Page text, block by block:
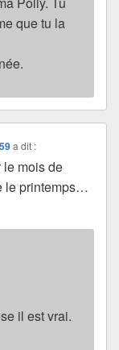
que tu la
a dit :
le mois de
le printemps…
il est vrai.